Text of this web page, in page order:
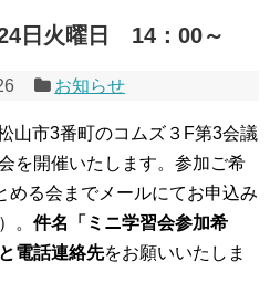
日火曜日 14：00～
お知らせ
山市3番町のコムズ３F第3会議
を開催いたします。参加ご希
める会までメールにてお申込み
。 件名「ミニ学習会参加希
電話連絡先をお願いいたしま